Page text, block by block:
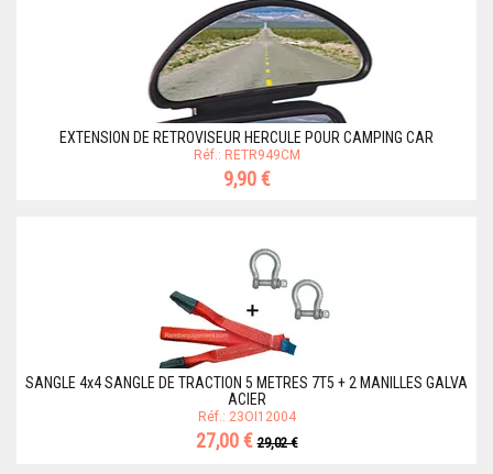
EXTENSION DE RETROVISEUR HERCULE POUR CAMPING CAR
Réf.: RETR949CM
9,90 €
SANGLE 4x4 SANGLE DE TRACTION 5 METRES 7T5 + 2 MANILLES GALVA
ACIER
Réf.: 23OI12004
27,00 €29,02 €